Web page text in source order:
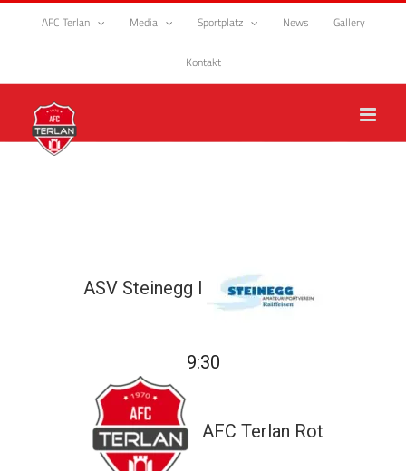
Zum
AFC Terlan Media Sportplatz News Gallery
Kontakt
ASV Steinegg I
9:30
AFC Terlan Rot